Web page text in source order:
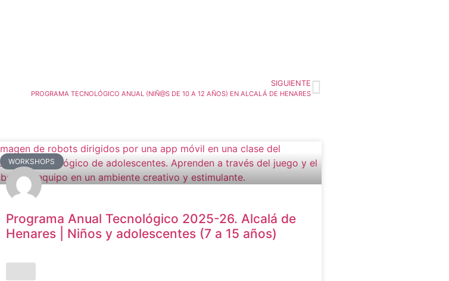
SIGUIENTE
PROGRAMA TECNOLÓGICO ANUAL (NIÑ@S DE 10 A 12 AÑOS) EN ALCALÁ DE HENARES
WORKSHOPS
Programa Anual Tecnológico 2025-26. Alcalá de
Henares | Niños y adolescentes (7 a 15 años)